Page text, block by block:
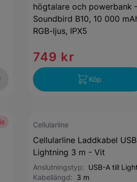
högtalare och powerbank
Soundbird B10, 10 000
RGB-ljus, IPX5
749 kr
Köp
Cellularline
Cellularline Laddkabel
Lightning 3 m - Vit
Anslutningstyp: USB-A till
Kabellängd: 3 m